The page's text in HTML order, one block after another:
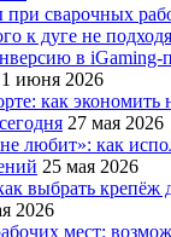
сварочных
к дуге не
в iGaming-
1 июня 2026
как экономить
27 мая 2026
любит»: как
25 мая 2026
выбрать крепёж
2026
мест: